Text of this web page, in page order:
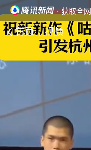
· 获取全
首页 视频